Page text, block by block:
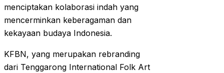
menciptakan kolaborasi indah yang
mencerminkan keberagaman dan
kekayaan budaya Indonesia.
KFBN, yang merupakan rebranding
dari Tenggarong International Folk Art